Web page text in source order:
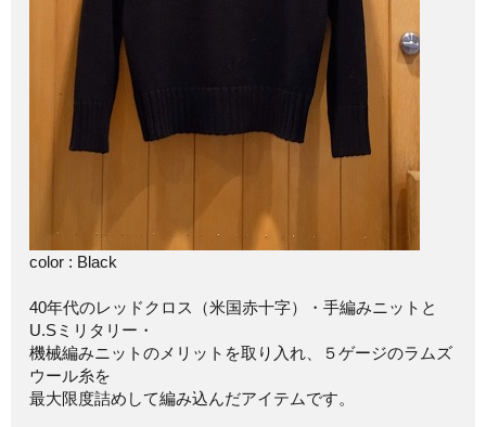
color : Black
40年代のレッドクロス（米国赤十字）・手編みニットと
U.Sミリタリー・
機械編みニットのメリットを取り入れ、５ゲージのラムズ
ウール糸を
最大限度詰めして編み込んだアイテムです。